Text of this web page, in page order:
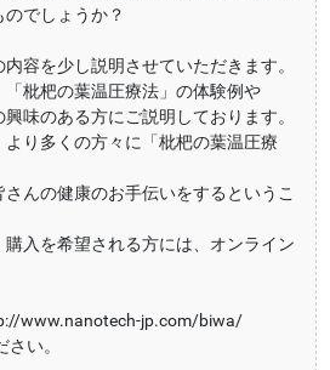
でしょうか？
容を少し説明させていただきます。
「枇杷の葉温圧療法」の体験例や
味のある方にご説明しております。
り多くの方々に「枇杷の葉温圧療
んの健康のお手伝いをするというこ
入を希望される方には、オンライン
www.nanotech-jp.com/biwa/
い。